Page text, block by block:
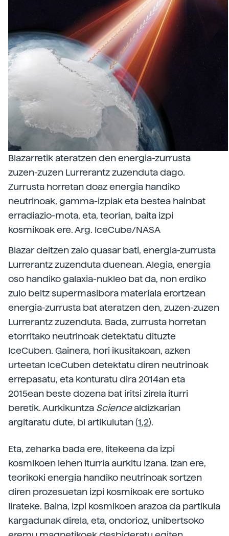
Blazarretik ateratzen den energia-zurrusta
zuzen-zuzen Lurrerantz zuzenduta dago.
Zurrusta horretan doaz energia handiko
neutrinoak, gamma-izpiak eta bestea hainbat
erradiazio-mota, eta, teorian, baita izpi
kosmikoak ere. Arg. IceCube/NASA
Blazar deitzen zaio quasar bati, energia-zurrusta
Lurrerantz zuzenduta duenean. Alegia, energia
oso handiko galaxia-nukleo bat da, non erdiko
zulo beltz supermasibora materiala erortzean
energia-zurrusta bat ateratzen den, zuzen-zuzen
Lurrerantz zuzenduta. Bada, zurrusta horretan
etorritako neutrinoak detektatu dituzte
IceCuben. Gainera, hori ikusitakoan, azken
urteetan IceCuben detektatu diren neutrinoak
errepasatu, eta konturatu dira 2014an eta
2015ean beste dozena bat iritsi zirela iturri
beretik. Aurkikuntza Sciencealdizkarian
argitaratu dute, bi artikulutan (1,2).
Eta, zeharka bada ere, litekeena da izpi
kosmikoen lehen iturria aurkitu izana. Izan ere,
teorikoki energia handiko neutrinoak sortzen
diren prozesuetan izpi kosmikoak ere sortuko
lirateke. Baina, izpi kosmikoen arazoa da partikula
kargadunak direla, eta, ondorioz, unibertsoko